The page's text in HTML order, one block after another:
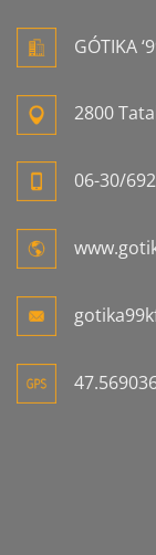
GÓTIKA
2800
06-30/